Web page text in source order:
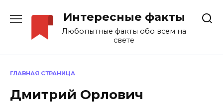
содержанию
Интересные факты
Любопытные факты обо всем на
свете
ГЛАВНАЯ СТРАНИЦА
Дмитрий Орлович